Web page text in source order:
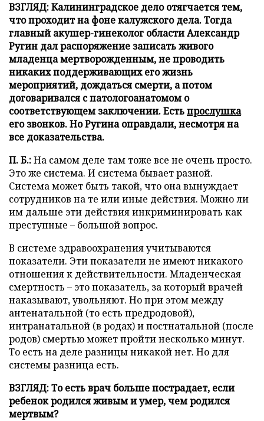
ВЗГЛЯД:Калининградское дело отягчается тем,
что проходит на фоне калужского дела. Тогда
главный акушер-гинеколог области Александр
Ругин дал распоряжение записать живого
младенца мертворожденным, не проводить
никаких поддерживающих его жизнь
мероприятий, дождаться смерти, а потом
договаривался с патологоанатомом о
соответствующем заключении. Естьпрослушка
его звонков. Но Ругина оправдали, несмотря на
все доказательства.
П. Б.:На самом деле там тоже все не очень просто.
Это же система. И система бывает разной.
Система может быть такой, что она вынуждает
сотрудников на те или иные действия. Можно ли
им дальше эти действия инкриминировать как
преступные – большой вопрос.
В системе здравоохранения учитываются
показатели. Эти показатели не имеют никакого
отношения к действительности. Младенческая
смертность – это показатель, за который врачей
наказывают, увольняют. Но при этом между
антенатальной (то есть предродовой),
интранатальной (в родах) и постнатальной (после
родов) смертью может пройти несколько минут.
То есть на деле разницы никакой нет. Но для
системы разница есть.
ВЗГЛЯД: То есть врач больше пострадает, если
ребенок родился живым и умер, чем родился
мертвым?